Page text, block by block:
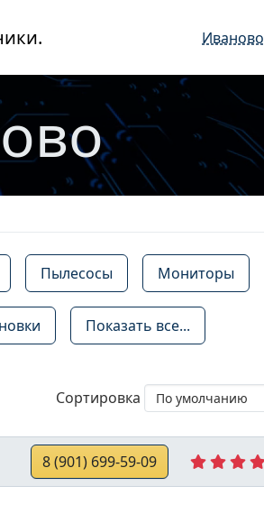
Иваново
Пылесосы Мониторы
Показать все...
Сортировка
8 (901) 699-59-09